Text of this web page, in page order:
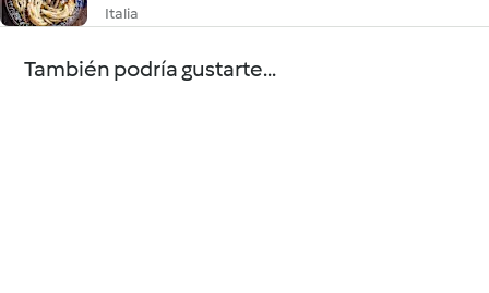
Italia
También podría gustarte...